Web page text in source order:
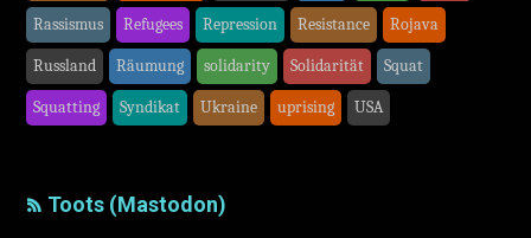
Rassismus Refugees Repression Resistance Rojava
Russland Räumung solidarity Solidarität Squat
Squatting Syndikat Ukraine uprising USA
Toots (Mastodon)